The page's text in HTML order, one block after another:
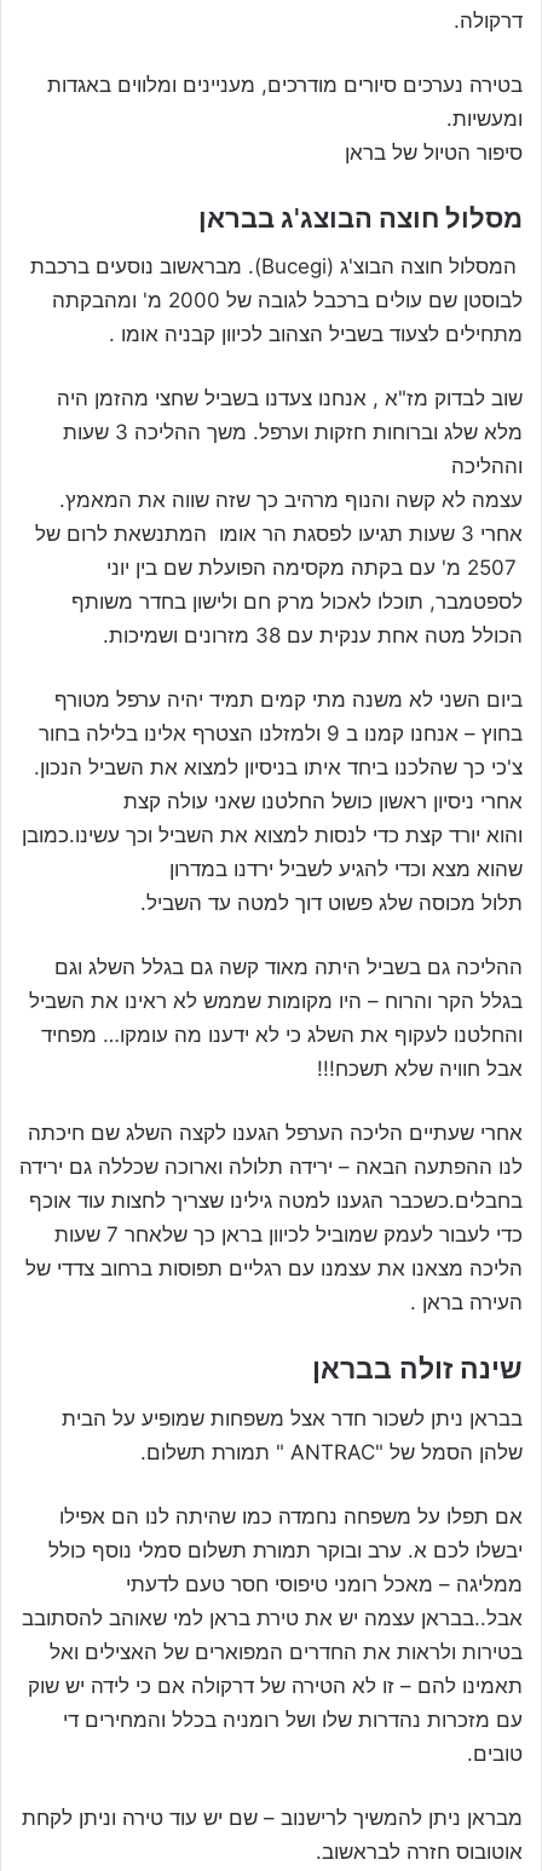
דרקולה.
בטירה נערכים סיורים מודרכים, מעניינים ומלווים באגדות
ומעשיות.
סיפור הטיול של בראן
מסלול חוצה הבוצג'ג בבראן
המסלול חוצה הבוצ'ג (Bucegi). מבראשוב נוסעים ברכבת
לבוסטן שם עולים ברכבל לגובה של 2000 מ' ומהבקתה
מתחילים לצעוד בשביל הצהוב לכיוון קבניה אומו .
שוב לבדוק מז"א , אנחנו צעדנו בשביל שחצי מהזמן היה
מלא שלג וברוחות חזקות וערפל. משך ההליכה 3 שעות
וההליכה
עצמה לא קשה והנוף מרהיב כך שזה שווה את המאמץ.
אחרי 3 שעות תגיעו לפסגת הר אומו המתנשאת לרום של
2507 מ' עם בקתה מקסימה הפועלת שם בין יוני
לספטמבר, תוכלו לאכול מרק חם ולישון בחדר משותף
הכולל מטה אחת ענקית עם 38 מזרונים ושמיכות.
ביום השני לא משנה מתי קמים תמיד יהיה ערפל מטורף
בחוץ – אנחנו קמנו ב 9 ולמזלנו הצטרף אלינו בלילה בחור
צ'כי כך שהלכנו ביחד איתו בניסיון למצוא את השביל הנכון.
אחרי ניסיון ראשון כושל החלטנו שאני עולה קצת
והוא יורד קצת כדי לנסות למצוא את השביל וכך עשינו.כמובן
שהוא מצא וכדי להגיע לשביל ירדנו במדרון
תלול מכוסה שלג פשוט דוך למטה עד השביל.
ההליכה גם בשביל היתה מאוד קשה גם בגלל השלג וגם
בגלל הקר והרוח – היו מקומות שממש לא ראינו את השביל
והחלטנו לעקוף את השלג כי לא ידענו מה עומקו… מפחיד
אבל חוויה שלא תשכח!!!
אחרי שעתיים הליכה הערפל הגענו לקצה השלג שם חיכתה
לנו ההפתעה הבאה – ירידה תלולה וארוכה שכללה גם ירידה
בחבלים.כשכבר הגענו למטה גילינו שצריך לחצות עוד אוכף
כדי לעבור לעמק שמוביל לכיוון בראן כך שלאחר 7 שעות
הליכה מצאנו את עצמנו עם רגליים תפוסות ברחוב צדדי של
העירה בראן .
שינה זולה בבראן
בבראן ניתן לשכור חדר אצל משפחות שמופיע על הבית
שלהן הסמל של "ANTRAC " תמורת תשלום.
אם תפלו על משפחה נחמדה כמו שהיתה לנו הם אפילו
יבשלו לכם א. ערב ובוקר תמורת תשלום סמלי נוסף כולל
ממליגה – מאכל רומני טיפוסי חסר טעם לדעתי
אבל..בבראן עצמה יש את טירת בראן למי שאוהב להסתובב
בטירות ולראות את החדרים המפוארים של האצילים ואל
תאמינו להם – זו לא הטירה של דרקולה אם כי לידה יש שוק
עם מזכרות נהדרות שלו ושל רומניה בכלל והמחירים די
טובים.
מבראן ניתן להמשיך לרישנוב – שם יש עוד טירה וניתן לקחת
אוטובוס חזרה לבראשוב.